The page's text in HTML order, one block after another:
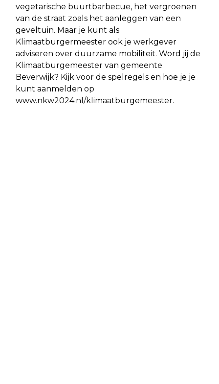
vegetarische buurtbarbecue, het vergroenen
van de straat zoals het aanleggen van een
geveltuin. Maar je kunt als
Klimaatburgermeester ook je werkgever
adviseren over duurzame mobiliteit. Word jij de
Klimaatburgemeester van gemeente
Beverwijk? Kijk voor de spelregels en hoe je je
kunt aanmelden op
www.nkw2024.nl/klimaatburgemeester.